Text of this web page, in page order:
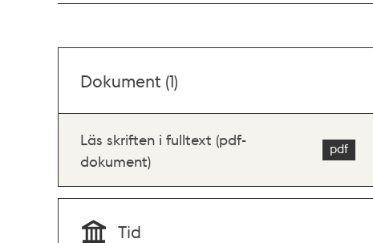
Dokument (1)
Läs skriften i fulltext (pdf-
dokument)
Tid